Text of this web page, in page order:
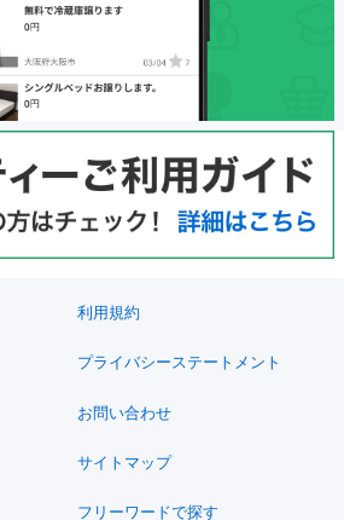
利用規約
プライバシーステートメント
お問い合わせ
サイトマップ
フリーワードで探す